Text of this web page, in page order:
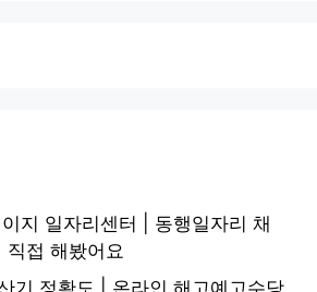
지 일자리센터 | 동행일자리 채
직접 해봤어요
기 정확도 | 온라인 해고예고수당